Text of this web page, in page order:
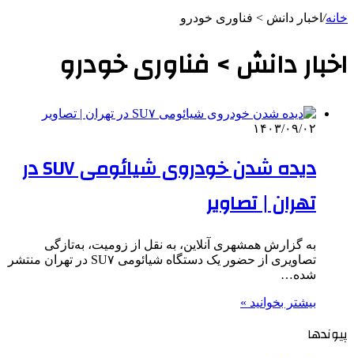
خانه/ اخبار دانش > فناوری خودرو
اخبار دانش > فناوری خودرو
۱۴۰۳/۰۹/۰۲
دیده شدن خودروی شیائومی SU۷ در
تهران | تصاویر
به گزارش همشهری آنلاین، به نقل از زومیت، به‌تازگی
تصاویری از حضور یک دستگاه شیائومی SU۷ در تهران منتشر
شده…
بیشتر بخوانید »
پیوندها